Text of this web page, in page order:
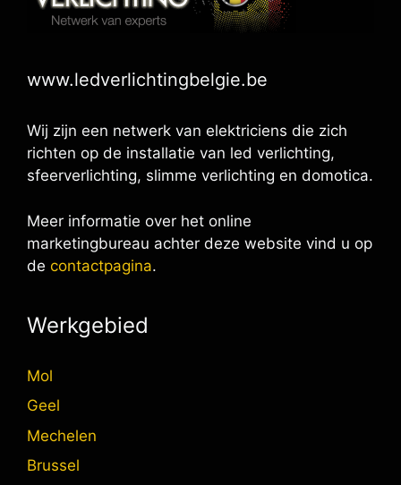
www.ledverlichtingbelgie.be
Wij zijn een netwerk van elektriciens die zich
richten op de installatie van led verlichting,
sfeerverlichting, slimme verlichting en domotica.
Meer informatie over het online
marketingbureau achter deze website vind u op
de contactpagina.
Werkgebied
Mol
Geel
Mechelen
Brussel